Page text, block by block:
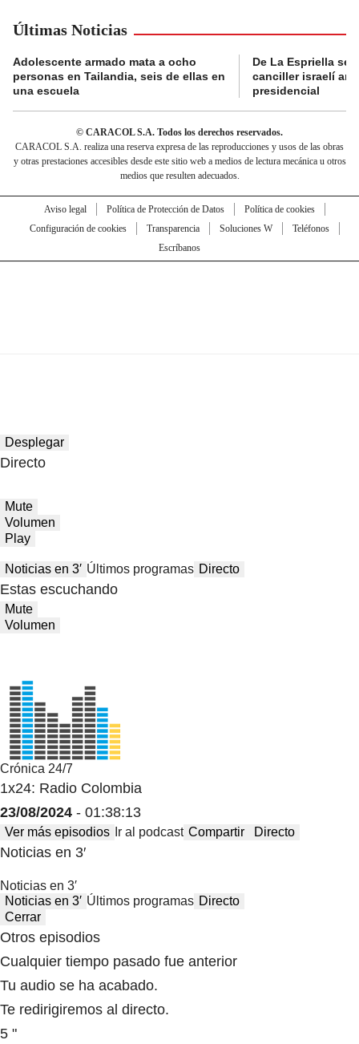
Últimas Noticias
Adolescente armado mata a ocho
personas en Tailandia, seis de ellas en
una escuela
De La Espriella se
canciller israelí
presidencial
© CARACOL S.A. Todos los derechos reservados.
CARACOL S.A. realiza una reserva expresa de las reproducciones y usos de las obras
y otras prestaciones accesibles desde este sitio web a medios de lectura mecánica u otros
medios que resulten adecuados.
Aviso legal Política de Protección de Datos
Política de cookies
Configuración de cookies
Transparencia Soluciones W
Teléfonos
Escríbanos
Desplegar
Directo
Mute
Volumen
Play
Noticias en 3′ Últimos programas Directo
Estas escuchando
Mute
Volumen
Crónica 24/7
1x24: Radio Colombia
23/08/2024 - 01:38:13
Ver más episodios Ir al podcast Compartir Directo
Noticias en 3′
Noticias en 3′
Noticias en 3′ Últimos programas Directo
Cerrar
Otros episodios
Cualquier tiempo pasado fue anterior
Tu audio se ha acabado.
Te redirigiremos al directo.
5 "